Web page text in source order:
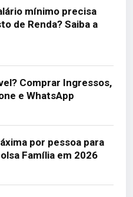
mínimo precisa
de Renda? Saiba a
Comprar Ingressos,
e WhatsApp
por pessoa para
Família em 2026